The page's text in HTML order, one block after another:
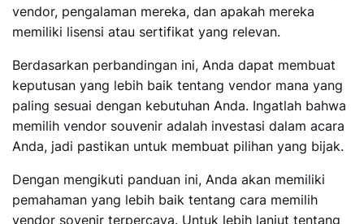
vendor, pengalaman mereka, dan apakah mereka
memiliki lisensi atau sertifikat yang relevan.
Berdasarkan perbandingan ini, Anda dapat membuat
keputusan yang lebih baik tentang vendor mana yang
paling sesuai dengan kebutuhan Anda. Ingatlah bahwa
memilih vendor souvenir adalah investasi dalam acara
Anda, jadi pastikan untuk membuat pilihan yang bijak.
Dengan mengikuti panduan ini, Anda akan memiliki
pemahaman yang lebih baik tentang cara memilih
vendor sovenir terpercaya. Untuk lebih lanjut tentang